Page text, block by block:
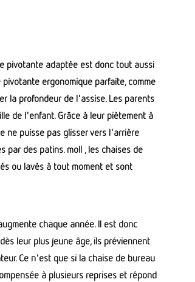
pivotante adaptée est donc tout aussi
ergonomique parfaite, comme
la profondeur de l'assise. Les parents
de l'enfant. Grâce à leur piètement à
ne puisse pas glisser vers l'arrière
par des patins. moll , les chaises de
ou lavés à tout moment et sont
chaque année. Il est donc
leur plus jeune âge, ils préviennent
Ce n'est que si la chaise de bureau
à plusieurs reprises et répond